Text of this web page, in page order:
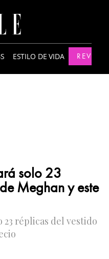
ESTILO DE VIDA
solo 23
Meghan y este
23 réplicas del vestido